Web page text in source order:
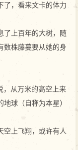
了，看来文卡的体力
了上百年的大树，随
数株藤蔓要从她的身
，从万米的高空上来
球（自称为本星）
空上飞翔，或许有人